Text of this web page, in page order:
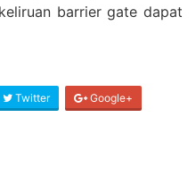
barrier gate dapat
Twitter Google+